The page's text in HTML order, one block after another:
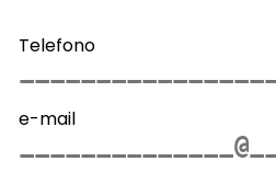
Telefono
e-mail